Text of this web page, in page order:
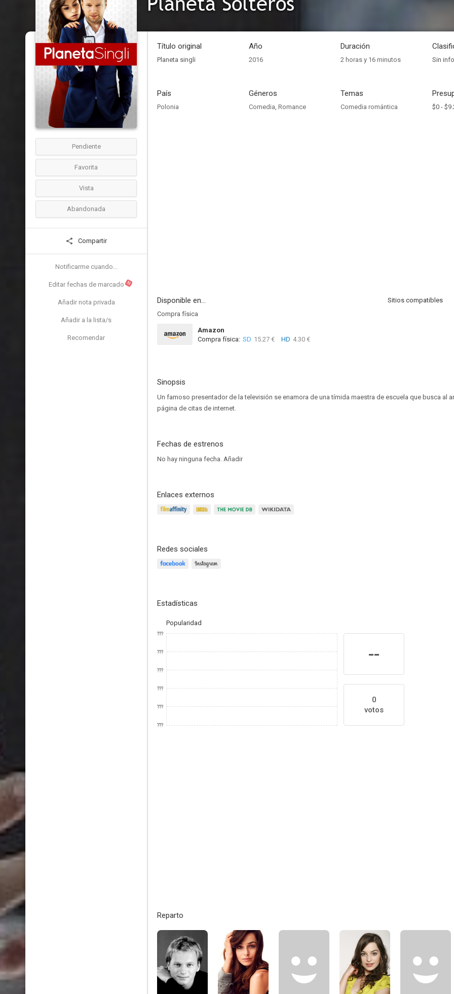
Pendiente
Favorita
Vista
Abandonada
Compartir
Notificarme cuando...
Editar fechas de marcado N
Añadir nota privada
Añadir a la lista/s
Recomendar
Título original
Planeta singli
Año
2016
Duración
2 horas y 16 minutos Sin
País
Polonia
Géneros
Comedia, Romance
Temas
Comedia romántica $0 -
Disponible en...
Sitios compatibles
Compra física
Amazon
Compra física: SD 15.27 € HD 4.30 €
Sinopsis
Un famoso presentador de la televisión se enamora de una tímida maestra de escuela que busca al
página de citas de internet.
Fechas de estrenos
No hay ninguna fecha. Añadir
Enlaces externos
Redes sociales
Estadísticas
Popularidad
???
???
???
???
???
???
--
0
votos
Reparto